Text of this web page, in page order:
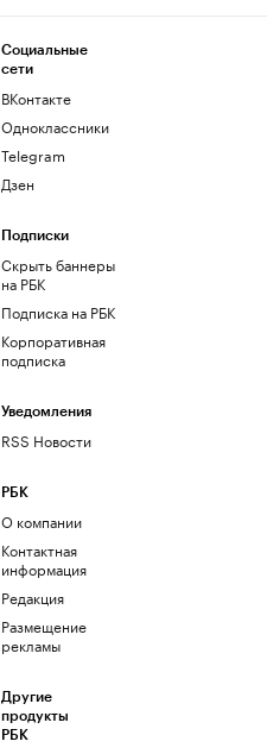
Социальные
сети
ВКонтакте
Одноклассники
Telegram
Дзен
Подписки
Скрыть баннеры
на РБК
Подписка на РБК
Корпоративная
подписка
Уведомления
RSS Новости
РБК
О компании
Контактная
информация
Редакция
Размещение
рекламы
Другие
продукты
РБК